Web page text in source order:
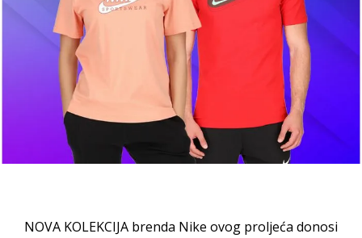
NOVA KOLEKCIJA brenda Nike ovog proljeća donosi